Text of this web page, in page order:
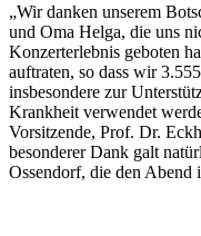
„Wir danken unserem
und Oma Helga, die uns
Konzerterlebnis geboten
auftraten, so dass wir
insbesondere zur
Krankheit verwendet
Vorsitzende, Prof. Dr.
besonderer Dank galt
Ossendorf, die den Abend